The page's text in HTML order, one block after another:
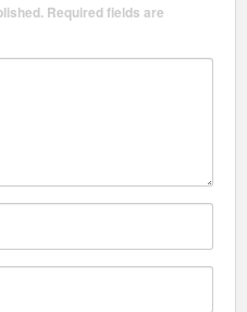
Required fields are